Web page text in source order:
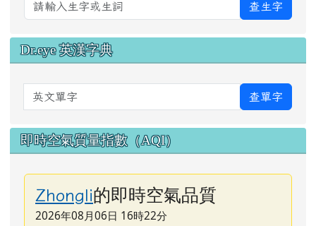
查生字
Dr.eye 英漢字典
英文單字 查單字
即時空氣質量指數（AQI）
Zhongli的即時空氣品質
2026年08月06日 16時22分